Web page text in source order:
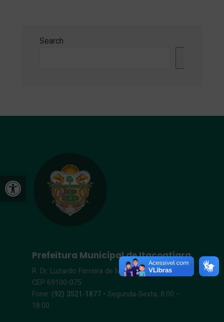
Open toolbar
Search
Prefeitura Municipal de Itacoatiara
R. Dr. Luzardo Ferreira de Melo, s/n – Centro |
CEP 69100-075
Fone: (92) 3521-1877 • Segunda-Sexta, 8:00 –
18:00